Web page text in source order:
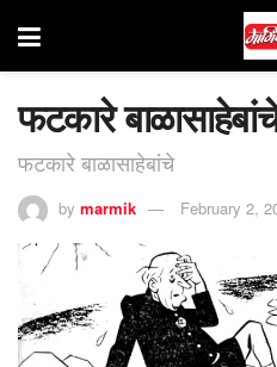
फटकारे
फटकारे बाळासाहेबांचे
by marmik February 2,